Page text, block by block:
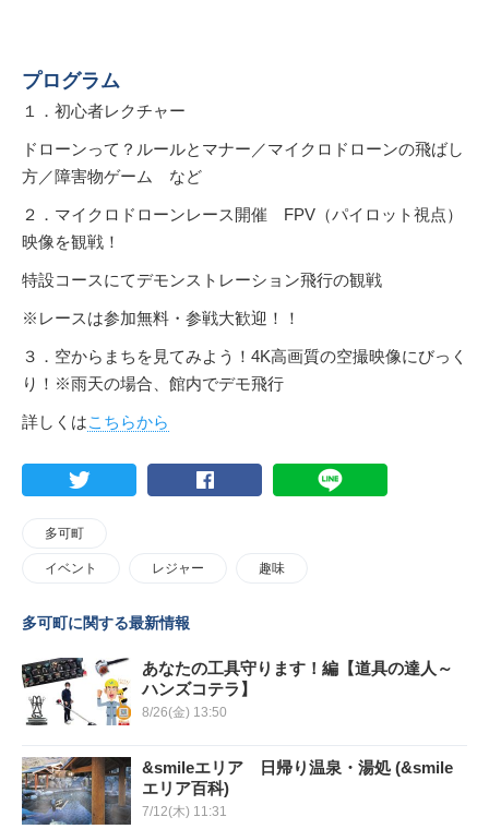
プログラム
１．初心者レクチャー
ドローンって？ルールとマナー／マイクロドローンの飛ばし
方／障害物ゲーム など
２．マイクロドローンレース開催 FPV（パイロット視点）
映像を観戦！
特設コースにてデモンストレーション飛行の観戦
※レースは参加無料・参戦大歓迎！！
３．空からまちを見てみよう！4K高画質の空撮映像にびっく
り！※雨天の場合、館内でデモ飛行
詳しくはこちらから
多可町
イベント レジャー 趣味
多可町に関する最新情報
あなたの工具守ります！編【道具の達人～
ハンズコテラ】
8/26(金) 13:50
&smileエリア 日帰り温泉・湯処 (&smile
エリア百科)
7/12(木) 11:31